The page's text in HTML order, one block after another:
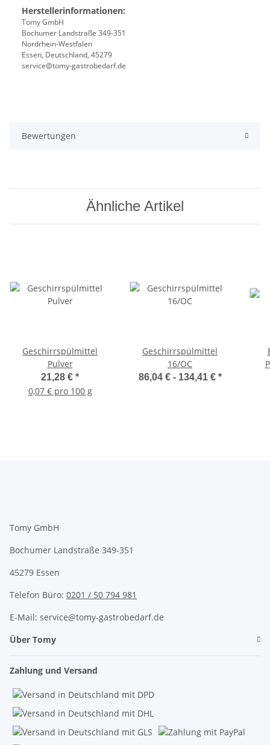
Herstellerinformationen:
Tomy GmbH
Bochumer Landstraße 349-351
Nordrhein-Westfalen
Essen, Deutschland, 45279
service@tomy-gastrobedarf.de
Bewertungen
Ähnliche Artikel
Geschirrspülmittel
Pulver
21,28 € *
0,07 € pro 100 g
Geschirrspülmittel
16/OC
86,04 € - 134,41 € *
Tomy GmbH
Bochumer Landstraße 349-351
45279 Essen
Telefon Büro: 0201 / 50 794 981
E-Mail: service@tomy-gastrobedarf.de
Über Tomy
Zahlung und Versand